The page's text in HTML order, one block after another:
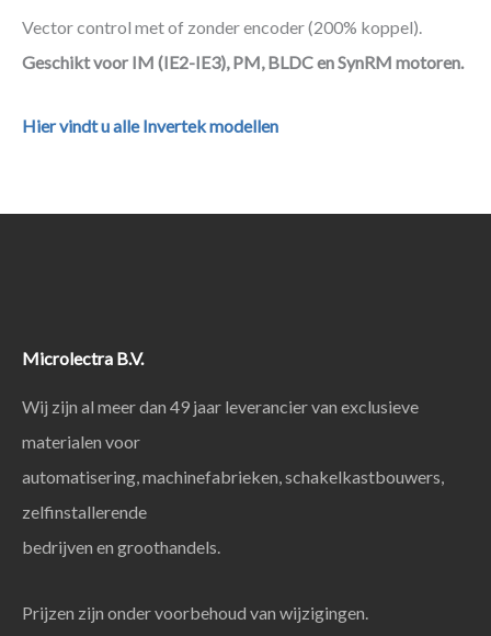
Vector control met of zonder encoder (200% koppel).
Geschikt voor IM (IE2-IE3), PM, BLDC en SynRM motoren.
Hier vindt u alle Invertek modellen
Microlectra B.V.
Wij zijn al meer dan 49 jaar leverancier van exclusieve
materialen voor
automatisering, machinefabrieken, schakelkastbouwers,
zelfinstallerende
bedrijven en groothandels.
Prijzen zijn onder voorbehoud van wijzigingen.